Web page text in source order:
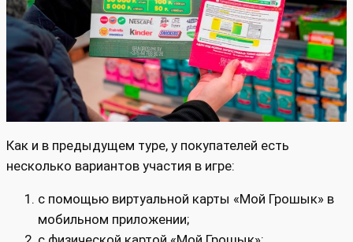
Как и в предыдущем туре, у покупателей есть
несколько вариантов участия в игре:
с помощью виртуальной карты «Мой Грошык» в
мобильном приложении;